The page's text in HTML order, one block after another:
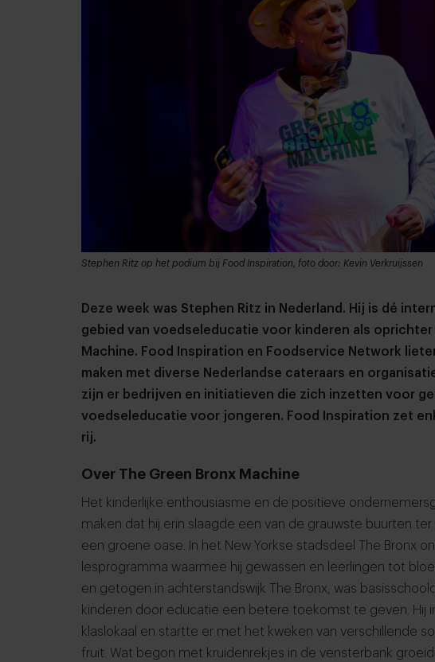
Stephen Ritz op het podium bij Food Inspiration, foto door: Kevin Verkruijssen
Deze week was Stephen Ritz in Nederland. Hij is dé
gebied van voedseleducatie voor kinderen als oprichter
Machine. Food Inspiration en Foodservice Network
maken met diverse Nederlandse cateraars en
zijn er bedrijven en initiatieven die zich inzetten voor
voedseleducatie voor jongeren. Food Inspiration zet
rij.
Over The Green Bronx Machine
Het kinderlijke enthousiasme en de positieve
maken dat hij erin slaagde een van de grauwste buurten
een groene oase. In het New Yorkse stadsdeel The Bronx
lesprogramma waarmee hij gewassen en leerlingen tot
en getogen in achterstandswijk The Bronx, was
kinderen door educatie een betere toekomst te geven. Hij
klaslokaal en startte er met het kweken van verschillende
fruit. Wat begon met kruidenrekjes in de vensterbank